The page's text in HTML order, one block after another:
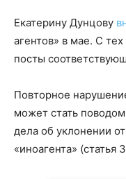
Екатерину Дунцову
агентов» в мае. С
посты
Повторное
может стать
дела об уклонении
«иноагента» (статья